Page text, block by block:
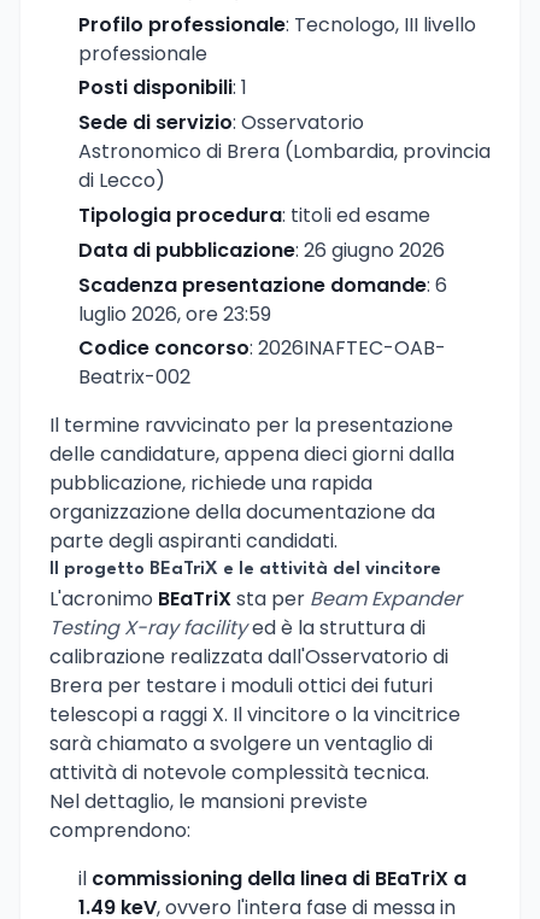
Profilo professionale: Tecnologo, III livello
professionale
Posti disponibili: 1
Sede di servizio: Osservatorio
Astronomico di Brera (Lombardia, provincia
di Lecco)
Tipologia procedura: titoli ed esame
Data di pubblicazione: 26 giugno 2026
Scadenza presentazione domande: 6
luglio 2026, ore 23:59
Codice concorso: 2026INAFTEC-OAB-
Beatrix-002
Il termine ravvicinato per la presentazione
delle candidature, appena dieci giorni dalla
pubblicazione, richiede una rapida
organizzazione della documentazione da
parte degli aspiranti candidati.
Il progetto BEaTriX e le attività del vincitore
L'acronimo BEaTriXsta per Beam Expander
Testing X-ray facilityed è la struttura di
calibrazione realizzata dall'Osservatorio di
Brera per testare i moduli ottici dei futuri
telescopi a raggi X. Il vincitore o la vincitrice
sarà chiamato a svolgere un ventaglio di
attività di notevole complessità tecnica.
Nel dettaglio, le mansioni previste
comprendono:
il commissioning della linea di BEaTriX a
1.49 keV, ovvero l'intera fase di messa in